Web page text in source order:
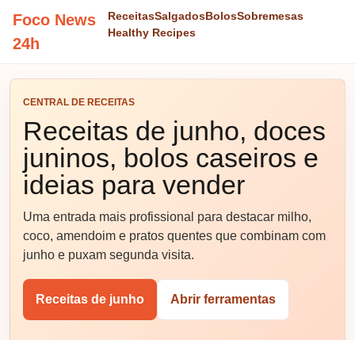
Foco News
24h
ReceitasSalgadosBolosSobremesas
Healthy Recipes
CENTRAL DE RECEITAS
Receitas de junho, doces
juninos, bolos caseiros e
ideias para vender
Uma entrada mais profissional para destacar milho,
coco, amendoim e pratos quentes que combinam com
junho e puxam segunda visita.
Receitas de junho Abrir ferramentas